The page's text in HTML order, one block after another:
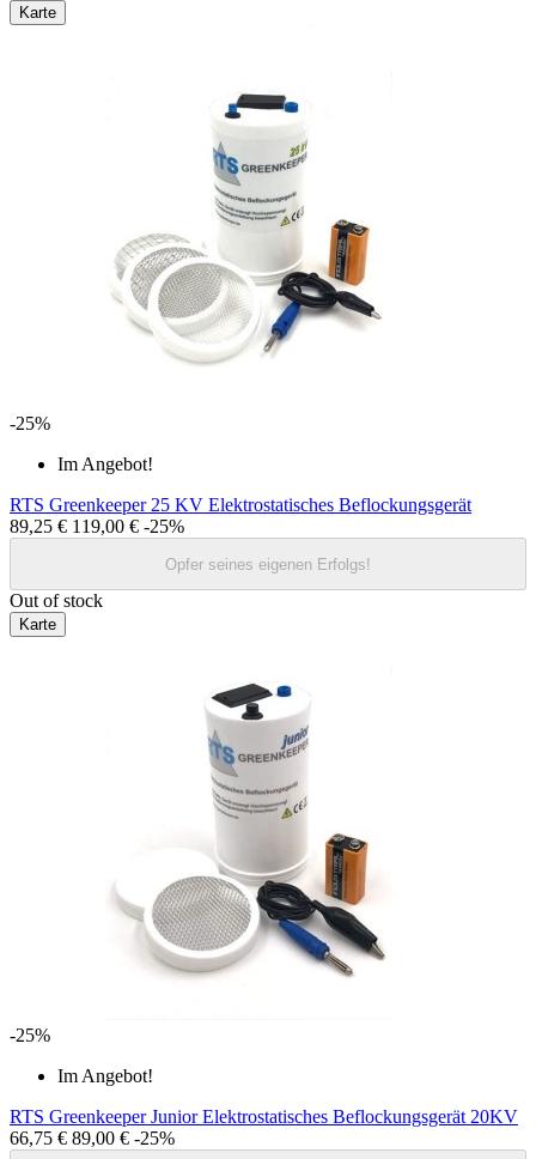
Karte
-25%
Im Angebot!
RTS Greenkeeper 25 KV Elektrostatisches Beflockungsgerät
89,25 € 119,00 € -25%
Opfer seines eigenen Erfolgs!
Out of stock
Karte
-25%
Im Angebot!
RTS Greenkeeper Junior Elektrostatisches Beflockungsgerät 20KV
66,75 € 89,00 € -25%